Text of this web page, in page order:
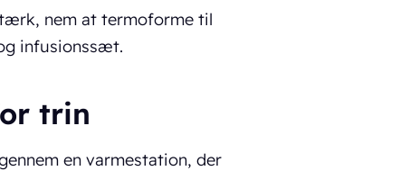
nem at termoforme til
infusionssæt.
trin
en varmestation, der